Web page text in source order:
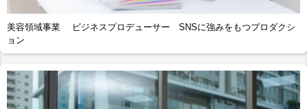
美容領域事業 ビジネスプロデューサー SNSに強みをもつプロダクシ
ョン